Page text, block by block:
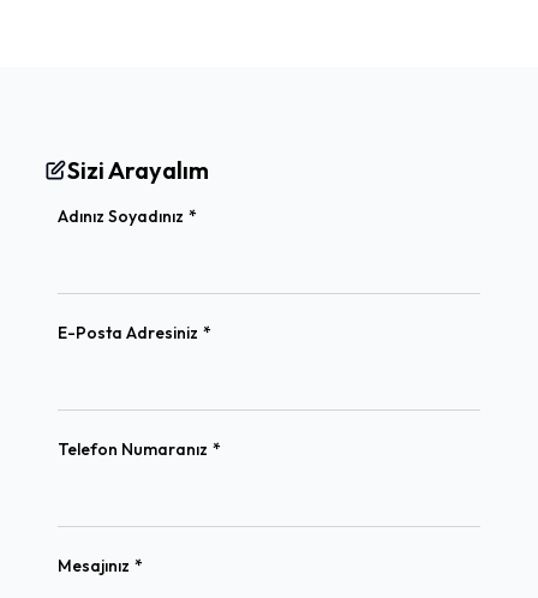
Sizi Arayalım
Adınız Soyadınız *
E-Posta Adresiniz *
Telefon Numaranız *
Mesajınız *